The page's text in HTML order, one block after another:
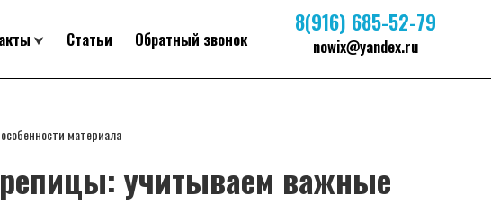
Статьи Обратный звонок
8(916) 685-52-79
nowix@yandex.ru
материала
учитываем важные